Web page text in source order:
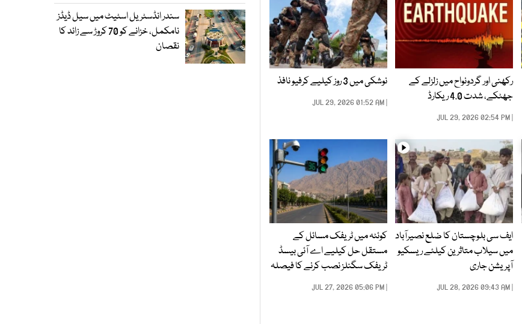
رکھنی اور گردونواح میں زلزلے کے
جھٹکے، شدت 4.0 ریکارڈ
| JUL 29, 2026 02:54 PM
نوشکی میں 3 روز کیلیے کرفیو نافذ
| JUL 29, 2026 01:52 AM
ایف سی بلوچستان کا ضلع نصیرآباد
میں سیلاب متاثرین کیلئے ریسکیو
آپریشن جاری
| JUL 28, 2026 09:43 AM
کوئٹہ میں ٹریفک مسائل کے
مستقل حل کیلیے اے آئی بیسڈ
ٹریفک سگنلز نصب کرنے کا فیصلہ
| JUL 27, 2026 05:06 PM
سندر انڈسٹریل اسٹیٹ میں سیل ڈیڈز
نامکمل، خزانے کو 70 کروڑ سے زائد کا
نقصان